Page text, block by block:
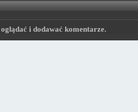
i dodawać komentarze.